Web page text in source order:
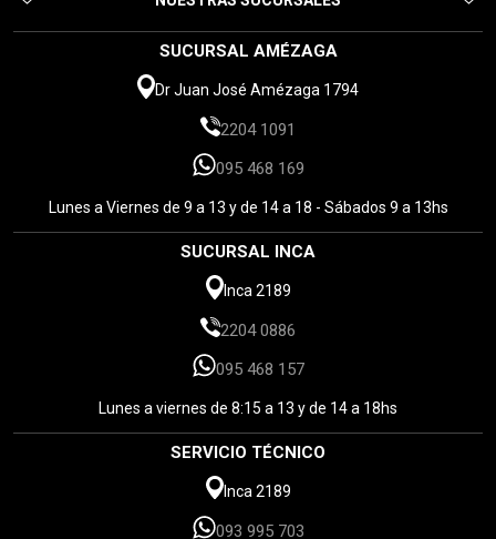
SUCURSAL AMÉZAGA
Dr Juan José Amézaga 1794
2204 1091
095 468 169
Lunes a Viernes de 9 a 13 y de 14 a 18 - Sábados 9 a 13hs
SUCURSAL INCA
Inca 2189
2204 0886
095 468 157
Lunes a viernes de 8:15 a 13 y de 14 a 18hs
SERVICIO TÉCNICO
Inca 2189
093 995 703